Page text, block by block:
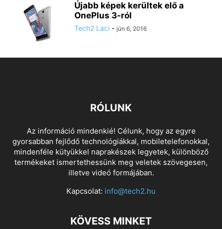
Újabb képek kerültek elő a
OnePlus 3-ról
Tech2 Laci - jún 6, 2016
RÓLUNK
Az információ mindenkié! Célunk, hogy az egyre
gyorsabban fejlődő technológiákkal, mobiletelefonokkal,
mindenféle kütyükkel naprakészek legyetek, különböző
termékeket ismertethessünk meg veletek szövegesen,
illetve videó formájában.
Kapcsolat: info@tech2.hu
KÖVESS MINKET